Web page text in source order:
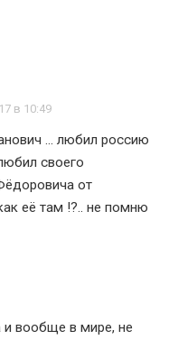
в 10:49
… любил россию
своего
от
её там !?.. не помню
и вообще в мире, не